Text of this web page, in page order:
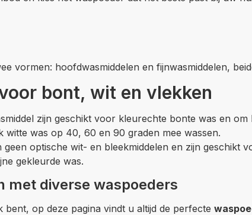
vormen: hoofdwasmiddelen en fijnwasmiddelen,
bont, wit en vlekken
zijn geschikt voor kleurechte bonte was en
witte was op 40, 60 en 90 graden mee wassen.
geen optische wit- en bleekmiddelen en zijn geschikt
gekleurde was.
met diverse waspoeders
op deze pagina vindt u altijd de perfecte